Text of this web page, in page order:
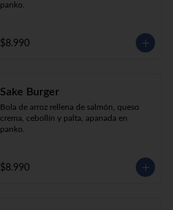
panko.
$8.990
Sake Burger
Bola de arroz rellena de salmón, queso
crema, cebollín y palta, apanada en
panko.
$8.990